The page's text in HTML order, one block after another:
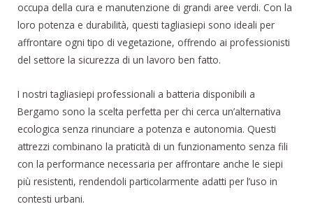
occupa della cura e manutenzione di grandi aree verdi. Con la
loro potenza e durabilità, questi tagliasiepi sono ideali per
affrontare ogni tipo di vegetazione, offrendo ai professionisti
del settore la sicurezza di un lavoro ben fatto.
I nostri tagliasiepi professionali a batteria disponibili a
Bergamo sono la scelta perfetta per chi cerca un’alternativa
ecologica senza rinunciare a potenza e autonomia. Questi
attrezzi combinano la praticità di un funzionamento senza fili
con la performance necessaria per affrontare anche le siepi
più resistenti, rendendoli particolarmente adatti per l’uso in
contesti urbani.